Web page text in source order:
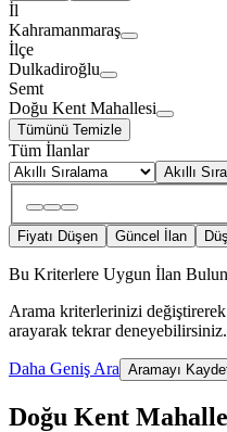
İl
Kahramanmaraş
İlçe
Dulkadiroğlu
Semt
Doğu Kent Mahallesi
Tümünü Temizle
Tüm İlanlar
Akıllı
Fiyatı Düşen Güncel İlan
Bu Kriterlere Uygun İlan
Arama kriterlerinizi
arayarak tekrar deneyebilirsiniz.
Daha Geniş Ara Aramayı
Doğu Kent